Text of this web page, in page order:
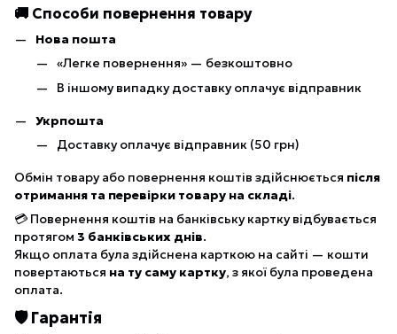
🚚 Способи повернення товару
Нова пошта
«Легке повернення» — безкоштовно
В іншому випадку доставку оплачує відправник
Укрпошта
Доставку оплачує відправник (50 грн)
Обмін товару або повернення коштів здійснюється після
отримання та перевірки товару на складі.
💳 Повернення коштів на банківську картку відбувається
протягом 3 банківських днів.
Якщо оплата була здійснена карткою на сайті — кошти
повертаються на ту саму картку, з якої була проведена
оплата.
🛡 Гарантія